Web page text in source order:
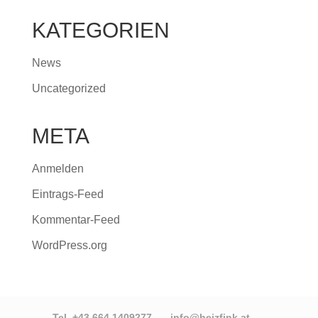
KATEGORIEN
News
Uncategorized
META
Anmelden
Eintrags-Feed
Kommentar-Feed
WordPress.org